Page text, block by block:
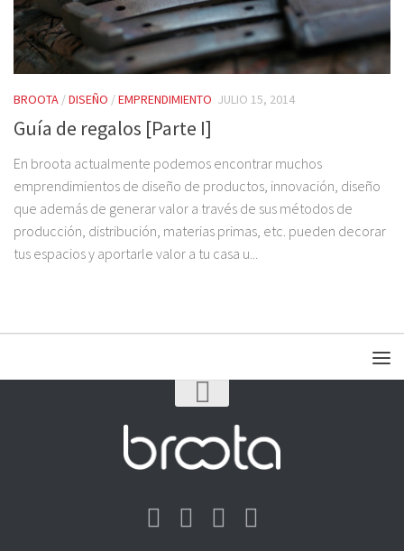
BROOTA /DISEÑO /EMPRENDIMIENTO JULIO 15, 2014
Guía de regalos [Parte I]
En broota actualmente podemos encontrar muchos
emprendimientos de diseño de productos, innovación, diseño
que además de generar valor a través de sus métodos de
producción, distribución, materias primas, etc. pueden decorar
tus espacios y aportarle valor a tu casa u...